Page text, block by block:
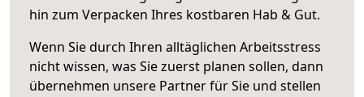
hin zum Verpacken Ihres kostbaren Hab & Gut.
Wenn Sie durch Ihren alltäglichen Arbeitsstress
nicht wissen, was Sie zuerst planen sollen, dann
übernehmen unsere Partner für Sie und stellen